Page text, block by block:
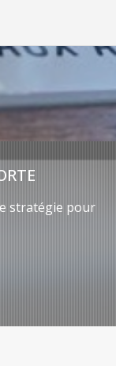
stratégie pour